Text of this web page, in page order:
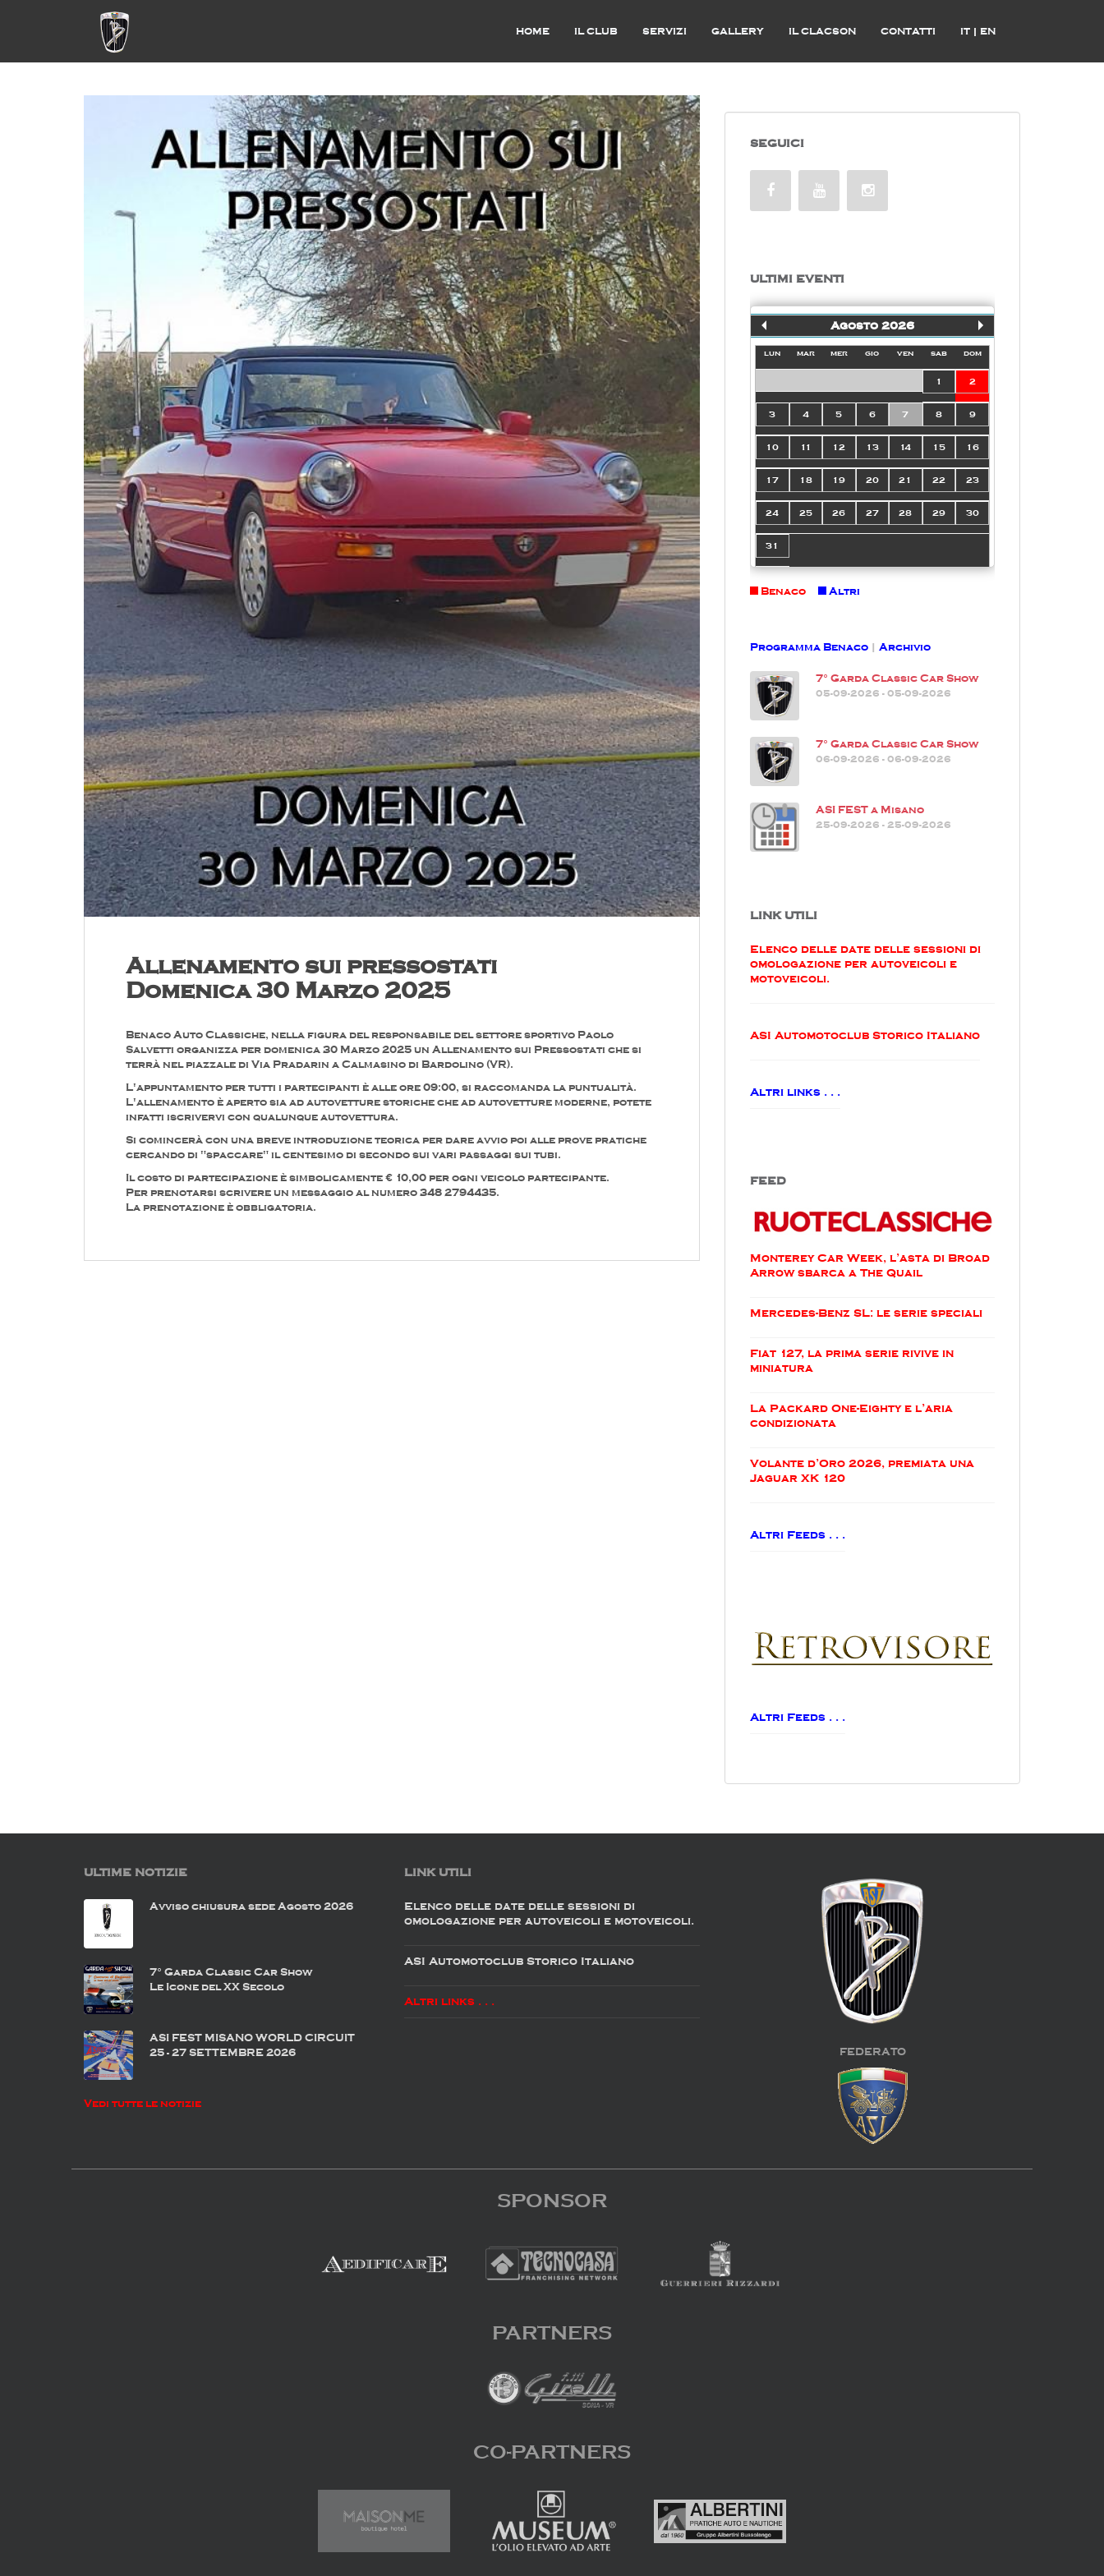
HOME IL CLUB SERVIZI GALLERY IL CLACSON CONTATTI IT | EN
Allenamento sui pressostati
Domenica 30 Marzo 2025
Benaco Auto Classiche, nella figura del responsabile del settore sportivo Paolo
Salvetti organizza per domenica 30 Marzo 2025 un Allenamento sui Pressostati che si
terrà nel piazzale di Via Pradarin a Calmasino di Bardolino (VR).
L'appuntamento per tutti i partecipanti è alle ore 09:00, si raccomanda la puntualità.
L'allenamento è aperto sia ad autovetture storiche che ad autovetture moderne, potete
infatti iscrivervi con qualunque autovettura.
Si comincerà con una breve introduzione teorica per dare avvio poi alle prove pratiche
cercando di "spaccare" il centesimo di secondo sui vari passaggi sui tubi.
Il costo di partecipazione è simbolicamente € 10,00 per ogni veicolo partecipante.
Per prenotarsi scrivere un messaggio al numero 348 2794435.
La prenotazione è obbligatoria.
SEGUICI
ULTIMI EVENTI
Agosto 2026
lun mar mer gio ven sab dom
1 2
3 4 5 6 7 8 9
10 11 12 13 14 15 16
17 18 19 20 21 22 23
24 25 26 27 28 29 30
31
Benaco Altri
Programma Benaco | Archivio
7° Garda Classic Car Show
05-09-2026 - 05-09-2026
7° Garda Classic Car Show
06-09-2026 - 06-09-2026
ASI FEST a Misano
25-09-2026 - 25-09-2026
LINK UTILI
Elenco delle date delle sessioni di
omologazione per autoveicoli e
motoveicoli.
ASI Automotoclub Storico Italiano
Altri links . . .
FEED
Monterey Car Week, l’asta di Broad
Arrow sbarca a The Quail
Mercedes-Benz SL: le serie speciali
Fiat 127, la prima serie rivive in
miniatura
La Packard One-Eighty e l’aria
condizionata
Volante d’Oro 2026, premiata una
Jaguar XK 120
Altri Feeds . . .
Altri Feeds . . .
ULTIME NOTIZIE
Avviso chiusura sede Agosto 2026
7° Garda Classic Car Show
Le Icone del XX Secolo
ASI FEST MISANO WORLD CIRCUIT
25 - 27 SETTEMBRE 2026
Vedi tutte le notizie
LINK UTILI
Elenco delle date delle sessioni di
omologazione per autoveicoli e motoveicoli.
ASI Automotoclub Storico Italiano
Altri links . . .
FEDERATO
SPONSOR
PARTNERS
CO-PARTNERS